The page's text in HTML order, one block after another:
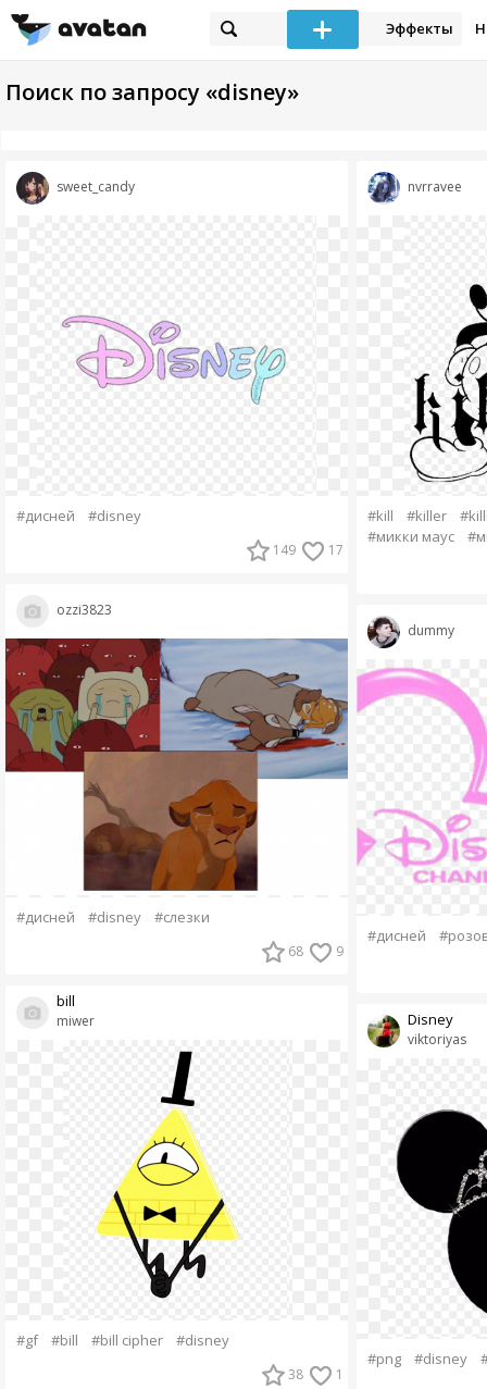
Эффекты
Поиск по запросу «disney»
sweet_candy
#дисней #disney
149 17
ozzi3823
#дисней #disney #слезки
68 9
miwer
bill
#gf #bill #bill cipher #disney
38 1
nvrravee
#kill #killer
#микки маус
dummy
#дисней
viktoriyas
Disney
#png #disney